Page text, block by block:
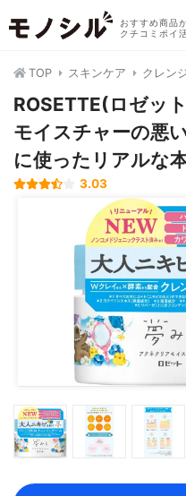
おすすめ商品
クチコミポイ
TOP スキンケア クレン
ROSETTE(ロゼッ
モイスチャーの悪
に使ったリアルな
3.03